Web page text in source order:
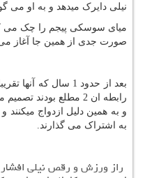
نیلی دایرک میدهد و به او می
میای سوسکی پیجم را چک می
صورت جدی از همین جا آغاز
بعد از حدود 1 سال که
رابطه ان 2 مطلع بودند تصمیم می‌گیرند
و به همین دلیل ازدواج
به اشتراک می گذارند.
راز ورزش و رقص نیلی